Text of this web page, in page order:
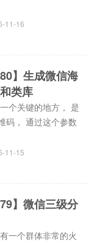
11-16
】生成微信海
类库
个关键的地方， 是
码， 通过这个参数
11-15
】微信三级分
一个群体非常的火